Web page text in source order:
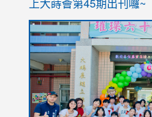
https://sites.google.com/
上大蒔薈第45期出刊囉~